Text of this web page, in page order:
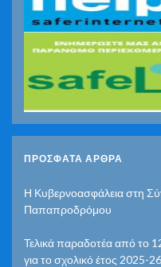
ΠΡΌΣΦΑΤΑ ΆΡΘΡΑ
Η Κυβερνοασφάλεια στη
Παπαπροδρόμου
Τελικά παραδοτέα από το
για το σχολικό έτος 2025-